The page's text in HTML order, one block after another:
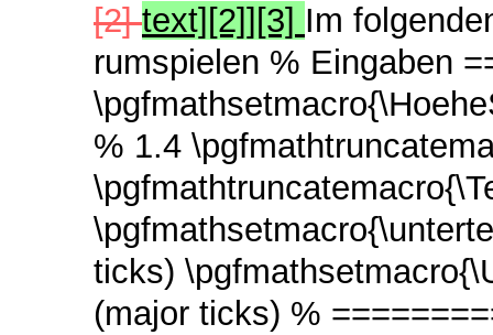
[2]text][2]][3] Im
rumspielen % Eingaben
% 1.4
ticks)
(major ticks) %